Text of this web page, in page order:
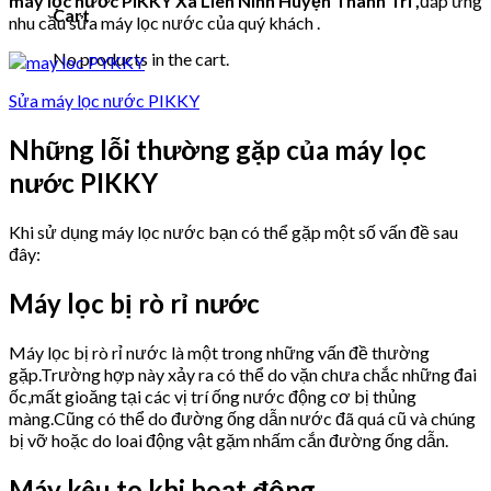
Cart
No products in the cart.
nhu cầu sửa máy lọc nước của quý khách .
Sửa máy lọc nước PIKKY
Những lỗi thường gặp của máy lọc
nước PIKKY
Khi sử dụng máy lọc nước bạn có thể gặp một số vấn đề sau
đây:
Máy lọc bị rò rỉ nước
Máy lọc bị rò rỉ nước là một trong những vấn đề thường
gặp.Trường hợp này xảy ra có thể do vặn chưa chắc những đai
ốc,mất gioăng tại các vị trí ống nước động cơ bị thủng
màng.Cũng có thể do đường ống dẫn nước đã quá cũ và chúng
bị vỡ hoặc do loai động vật gặm nhấm cắn đường ống dẫn.